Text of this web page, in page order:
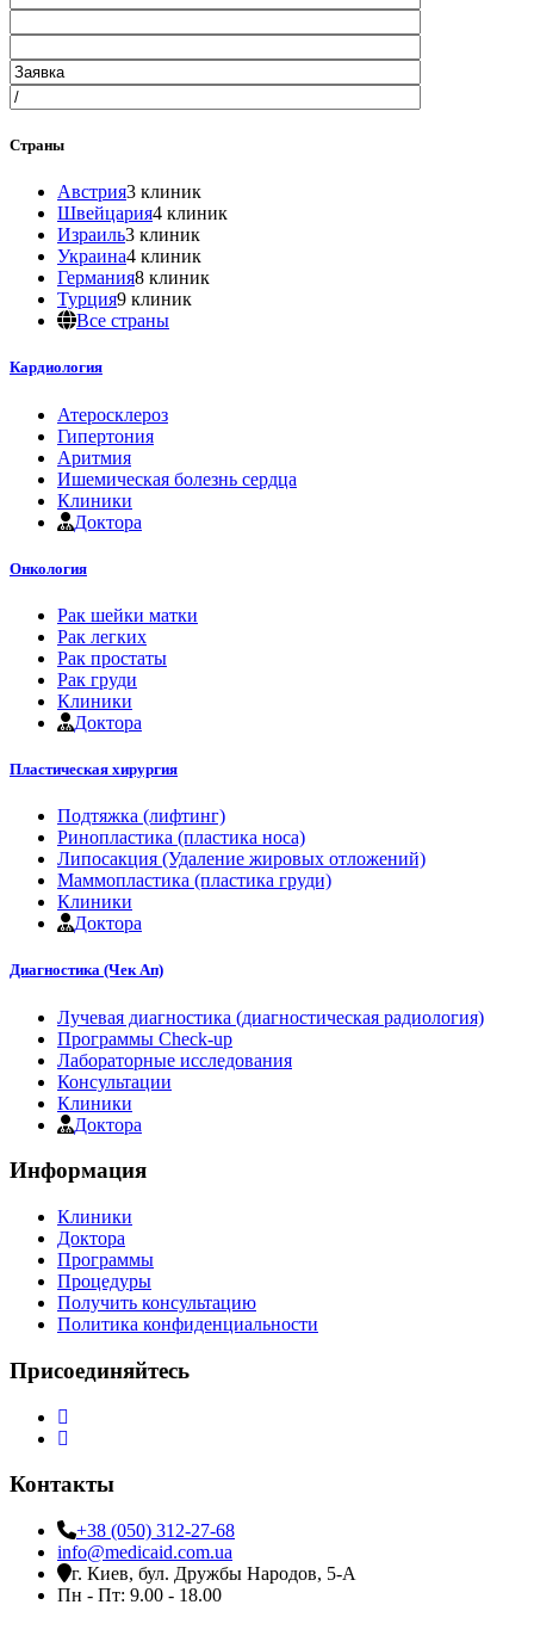
Страны
Австрия3 клиник
Швейцария4 клиник
Израиль3 клиник
Украина4 клиник
Германия8 клиник
Турция9 клиник
Все страны
Кардиология
Атеросклероз
Гипертония
Аритмия
Ишемическая болезнь сердца
Клиники
Доктора
Онкология
Рак шейки матки
Рак легких
Рак простаты
Рак груди
Клиники
Доктора
Пластическая хирургия
Подтяжка (лифтинг)
Ринопластика (пластика носа)
Липосакция (Удаление жировых отложений)
Маммопластика (пластика груди)
Клиники
Доктора
Диагностика (Чек Ап)
Лучевая диагностика (диагностическая радиология)
Программы Check-up
Лабораторные исследования
Консультации
Клиники
Доктора
Информация
Клиники
Доктора
Программы
Процедуры
Получить консультацию
Политика конфиденциальности
Присоединяйтесь
Контакты
+38 (050) 312-27-68
info@medicaid.com.ua
г. Киев, бул. Дружбы Народов, 5-А
Пн - Пт: 9.00 - 18.00